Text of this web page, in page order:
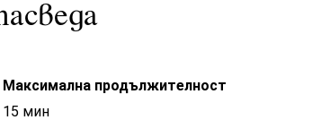
Максимална продължителност
15 мин